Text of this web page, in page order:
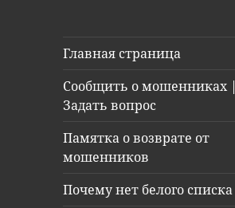
Главная страница
Сообщить о мошенниках |
Задать вопрос
Памятка о возврате от
мошенников
Почему нет белого списка